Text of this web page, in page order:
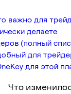
важно для
делаете
(полный
для
для этой
Что